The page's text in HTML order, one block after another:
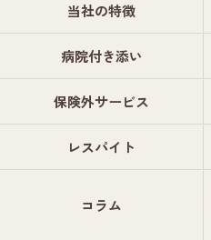
当社の特徴
病院付き添い
保険外サービス
レスパイト
コラム